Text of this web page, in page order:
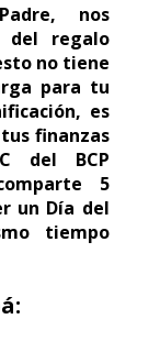
nos
del regalo
no tiene
para tu
es
finanzas
del BCP
5
un Día del
tiempo